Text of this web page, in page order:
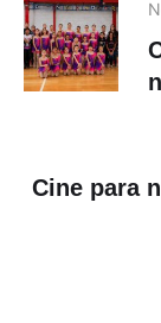
Cine para